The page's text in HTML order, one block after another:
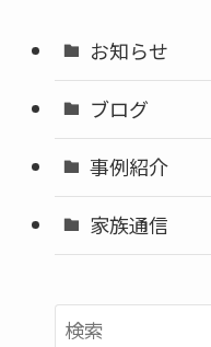
お知らせ
ブログ
事例紹介
家族通信